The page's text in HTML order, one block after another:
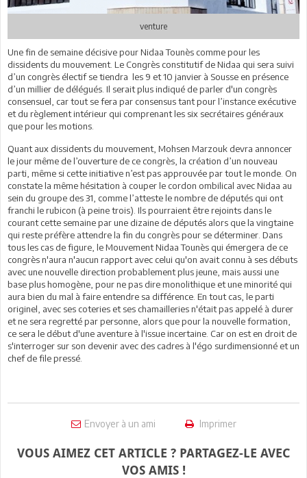
venture
Une fin de semaine décisive pour Nidaa Tounès comme pour les
dissidents du mouvement. Le Congrès constitutif de Nidaa qui sera suivi
d’un congrès électif se tiendra les 9 et 10 janvier à Sousse en présence
d’un millier de délégués. Il serait plus indiqué de parler d'un congrès
consensuel, car tout se fera par consensus tant pour l’instance exécutive
et du règlement intérieur qui comprenant les six secrétaires généraux
que pour les motions.
Quant aux dissidents du mouvement, Mohsen Marzouk devra annoncer
le jour même de l’ouverture de ce congrès, la création d’un nouveau
parti, même si cette initiative n’est pas approuvée par tout le monde. On
constate la même hésitation à couper le cordon ombilical avec Nidaa au
sein du groupe des 31, comme l’atteste le nombre de députés qui ont
franchi le rubicon (à peine trois). Ils pourraient être rejoints dans le
courant cette semaine par une dizaine de députés alors que la vingtaine
qui reste préfère attendre la fin du congrès pour se déterminer. Dans
tous les cas de figure, le Mouvement Nidaa Tounès qui émergera de ce
congrès n'aura n'aucun rapport avec celui qu'on avait connu à ses débuts
avec une nouvelle direction probablement plus jeune, mais aussi une
base plus homogène, pour ne pas dire monolithique et une minorité qui
aura bien du mal à faire entendre sa différence. En tout cas, le parti
originel, avec ses coteries et ses chamailleries n'était pas appelé à durer
et ne sera regretté par personne, alors que pour la nouvelle formation,
ce sera le début d'une aventure à l'issue incertaine. Car on est en droit de
s'interroger sur son devenir avec des cadres à l'égo surdimensionné et un
chef de file pressé.
Envoyer à un ami Imprimer
VOUS AIMEZ CET ARTICLE ? PARTAGEZ-LE AVEC
VOS AMIS !